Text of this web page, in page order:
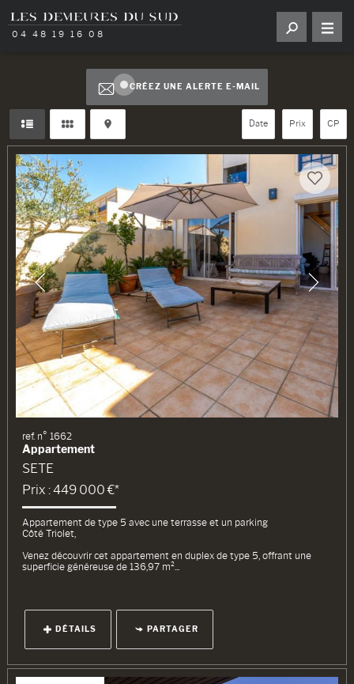
04 48 19 16 08
CRÉEZ UNE ALERTE E-MAIL
Date Prix CP
ref. n° 1662
Appartement
SETE
Prix : 449 000 €*
Appartement de type 5 avec une terrasse et un parking
Côté Triolet,
Venez découvrir cet appartement en duplex de type 5, offrant une
superficie généreuse de 136,97 m²...
DÉTAILS PARTAGER